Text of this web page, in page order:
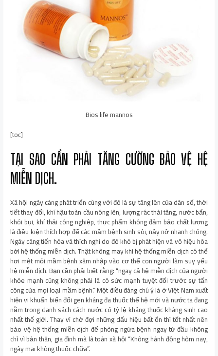
Bios life mannos
[toc]
TẠI SAO CẦN PHẢI TĂNG CƯỜNG BẢO VỆ HỆ
MIỄN DỊCH.
Xã hội ngày càng phát triển cùng với đó là sự tăng lên của dân số, thời
tiết thay đổi, khí hậu toàn cầu nóng lên, lượng rác thải tăng, nước bẩn,
khói bụi, khí thải công nghiệp, thực phẩm không đảm bảo chất lượng
là điều kiện thích hợp để các mầm bệnh sinh sôi, nảy nở nhanh chóng.
Ngày càng tiến hóa và thích nghi do đó khó bị phát hiện và vô hiệu hóa
bởi hệ thống miễn dịch. Thật không may khi hệ thống miễn dịch có thể
hơi mệt mỏi mầm bệnh xâm nhập vào cơ thể con người làm suy yếu
hệ miễn dịch. Bạn cần phải biết rằng: “ngay cả hệ miễn dịch của người
khỏe mạnh cũng không phải là có sức mạnh tuyệt đối trước sự tấn
công của mọi loại mầm bệnh.” Một điều đáng chú ý là ở Việt Nam xuất
hiện vi khuẩn biến đổi gen kháng đa thuốc thế hệ mới và nước ta đang
nằm trong danh sách cách nước có tỷ lệ kháng thuốc kháng sinh cao
nhất thế giới. Thay vì chờ đợi những dấu hiệu bất ổn thì tốt nhất nên
bảo vệ hệ thống miễn dịch để phòng ngừa bệnh ngay từ đầu không
chỉ vì bản thân, gia đình mà là toàn xã hội “Không hành động hôm nay,
ngày mai không thuốc chữa”.